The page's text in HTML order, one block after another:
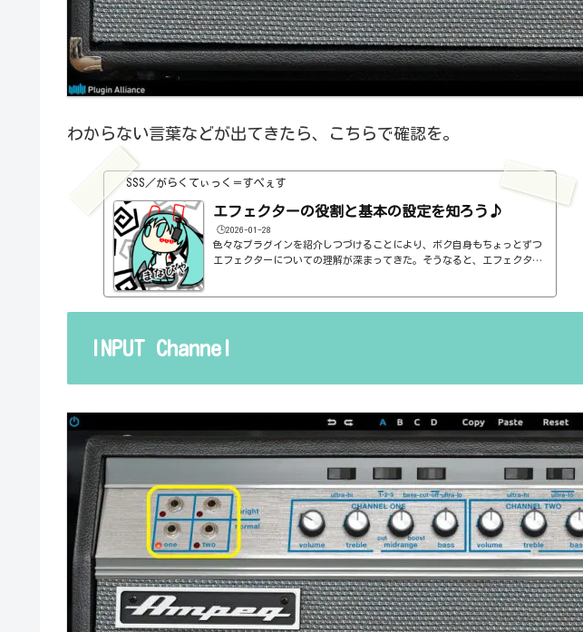
わからない言葉などが出てきたら、こちらで確認を。
SSS／がらくてぃっく＝すぺぇす
エフェクターの役割と基本の設定を知ろう♪
🕒️2026-01-28
色々なプラグインを紹介しつづけることにより、ボク自身もちょっとずつ
エフェクターについての理解が深まってきた。そうなると、エフェクター
説明を毎回書くのも、それはそれで面倒くさい、・・・情報過多で、見に
くいですよね。ということで、基本的な...
INPUT Channel